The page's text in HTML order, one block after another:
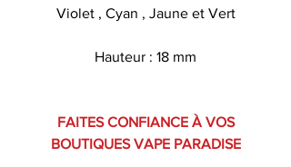
Violet , Cyan , Jaune et Vert
Hauteur : 18 mm
FAITES CONFIANCE À VOS
BOUTIQUES VAPE PARADISE